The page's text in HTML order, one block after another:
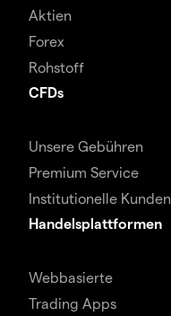
Aktien
Forex
Rohstoff
CFDs
Unsere Gebühren
Premium Service
Institutionelle Kunden
Handelsplattformen
Webbasierte
Trading Apps